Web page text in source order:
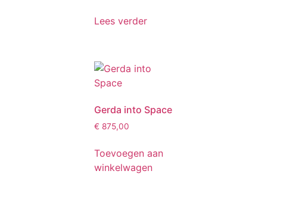
Lees verder
Gerda into Space
€ 875,00
Toevoegen aan
winkelwagen